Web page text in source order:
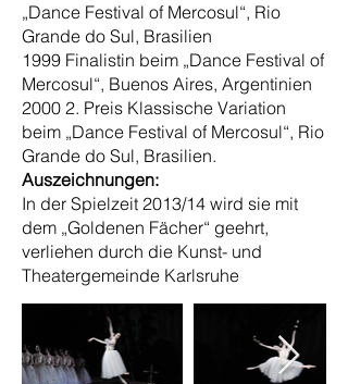
„Dance Festival of Mercosul“, Rio
Grande do Sul, Brasilien
1999 Finalistin beim „Dance Festival of
Mercosul“, Buenos Aires, Argentinien
2000 2. Preis Klassische Variation
beim „Dance Festival of Mercosul“, Rio
Grande do Sul, Brasilien.
Auszeichnungen:
In der Spielzeit 2013/14 wird sie mit
dem „Goldenen Fächer“ geehrt,
verliehen durch die Kunst- und
Theatergemeinde Karlsruhe